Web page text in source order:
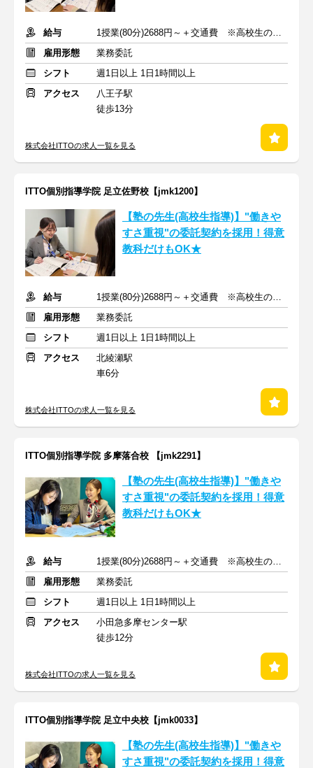
給与
1授業(80分)2688円～＋交通費 ※高校生の場合
雇用形態
業務委託
シフト
週1日以上 1日1時間以上
アクセス
八王子駅
徒歩13分
株式会社ITTOの求人一覧を見る
ITTO個別指導学院 足立佐野校【jmk1200】
【塾の先生(高校生指導)】"働きや
すさ重視"の委託契約を採用！得意
教科だけもOK★
給与
1授業(80分)2688円～＋交通費 ※高校生の場合
雇用形態
業務委託
シフト
週1日以上 1日1時間以上
アクセス
北綾瀬駅
車6分
株式会社ITTOの求人一覧を見る
ITTO個別指導学院 多摩落合校 【jmk2291】
【塾の先生(高校生指導)】"働きや
すさ重視"の委託契約を採用！得意
教科だけもOK★
給与
1授業(80分)2688円～＋交通費 ※高校生の場合
雇用形態
業務委託
シフト
週1日以上 1日1時間以上
アクセス
小田急多摩センター駅
徒歩12分
株式会社ITTOの求人一覧を見る
ITTO個別指導学院 足立中央校【jmk0033】
【塾の先生(高校生指導)】"働きや
すさ重視"の委託契約を採用！得意